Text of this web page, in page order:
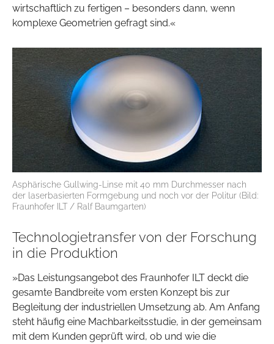
wirtschaftlich zu fertigen – besonders dann, wenn
komplexe Geometrien gefragt sind.«
Asphärische Gullwing-Linse mit 40 mm Durchmesser nach
der laserbasierten Formgebung und noch vor der Politur (Bild:
Fraunhofer ILT / Ralf Baumgarten)
Technologietransfer von der Forschung
in die Produktion
»Das Leistungsangebot des Fraunhofer ILT deckt die
gesamte Bandbreite vom ersten Konzept bis zur
Begleitung der industriellen Umsetzung ab. Am Anfang
steht häufig eine Machbarkeitsstudie, in der gemeinsam
mit dem Kunden geprüft wird, ob und wie die